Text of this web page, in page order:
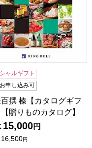
ャルギフト
申し込み可
撰 榛【カタログギフ
【贈りものカタログ】
15,000円
16,500円